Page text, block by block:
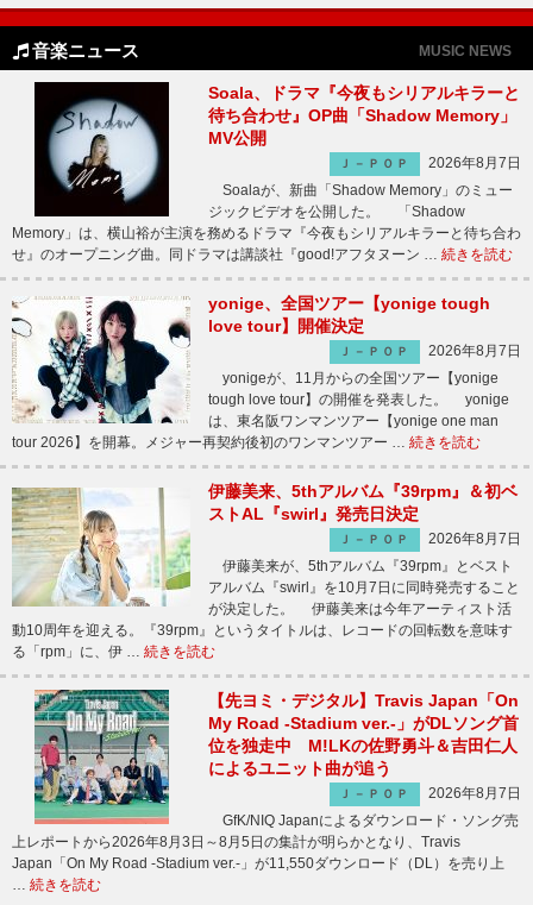
音楽ニュース MUSIC NEWS
Soala、ドラマ『今夜もシリアルキラーと
待ち合わせ』OP曲「Shadow Memory」
MV公開
Ｊ－ＰＯＰ
2026年8月7日
Soalaが、新曲「Shadow Memory」のミュー
ジックビデオを公開した。 「Shadow
Memory」は、横山裕が主演を務めるドラマ『今夜もシリアルキラーと待ち合わ
せ』のオープニング曲。同ドラマは講談社『good!アフタヌーン … 続きを読む
yonige、全国ツアー【yonige tough
love tour】開催決定
Ｊ－ＰＯＰ
2026年8月7日
yonigeが、11月からの全国ツアー【yonige
tough love tour】の開催を発表した。 yonige
は、東名阪ワンマンツアー【yonige one man
tour 2026】を開幕。メジャー再契約後初のワンマンツアー … 続きを読む
伊藤美来、5thアルバム『39rpm』＆初ベ
ストAL『swirl』発売日決定
Ｊ－ＰＯＰ
2026年8月7日
伊藤美来が、5thアルバム『39rpm』とベスト
アルバム『swirl』を10月7日に同時発売すること
が決定した。 伊藤美来は今年アーティスト活
動10周年を迎える。『39rpm』というタイトルは、レコードの回転数を意味す
る「rpm」に、伊 … 続きを読む
【先ヨミ・デジタル】Travis Japan「On
My Road -Stadium ver.-」がDLソング首
位を独走中 M!LKの佐野勇斗＆吉田仁人
によるユニット曲が追う
Ｊ－ＰＯＰ
2026年8月7日
GfK/NIQ Japanによるダウンロード・ソング売
上レポートから2026年8月3日～8月5日の集計が明らかとなり、Travis
Japan「On My Road -Stadium ver.-」が11,550ダウンロード（DL）を売り上
… 続きを読む